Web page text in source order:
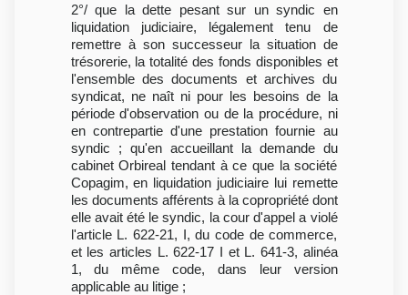
2°/ que la dette pesant sur un syndic en
liquidation judiciaire, légalement tenu de
remettre à son successeur la situation de
trésorerie, la totalité des fonds disponibles et
l'ensemble des documents et archives du
syndicat, ne naît ni pour les besoins de la
période d'observation ou de la procédure, ni
en contrepartie d'une prestation fournie au
syndic ; qu'en accueillant la demande du
cabinet Orbireal tendant à ce que la société
Copagim, en liquidation judiciaire lui remette
les documents afférents à la copropriété dont
elle avait été le syndic, la cour d'appel a violé
l'article L. 622-21, I, du code de commerce,
et les articles L. 622-17 I et L. 641-3, alinéa
1, du même code, dans leur version
applicable au litige ;